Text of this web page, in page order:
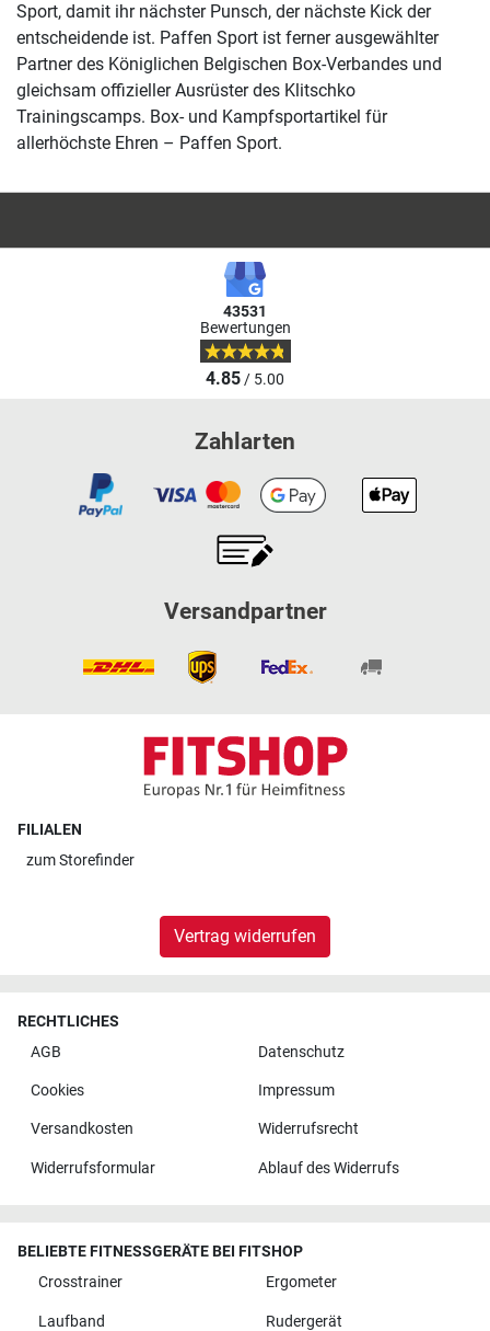
Sport, damit ihr nächster Punsch, der nächste Kick der
entscheidende ist. Paffen Sport ist ferner ausgewählter
Partner des Königlichen Belgischen Box-Verbandes und
gleichsam offizieller Ausrüster des Klitschko
Trainingscamps. Box- und Kampfsportartikel für
allerhöchste Ehren – Paffen Sport.
43531
Bewertungen
4.85/ 5.00
Zahlarten
Versandpartner
FILIALEN
zumStorefinder
Vertrag widerrufen
RECHTLICHES
AGB
Datenschutz
Cookies Impressum
Versandkosten Widerrufsrecht
Widerrufsformular Ablauf des Widerrufs
BELIEBTE FITNESSGERÄTE BEI FITSHOP
Crosstrainer
Ergometer
Laufband Rudergerät